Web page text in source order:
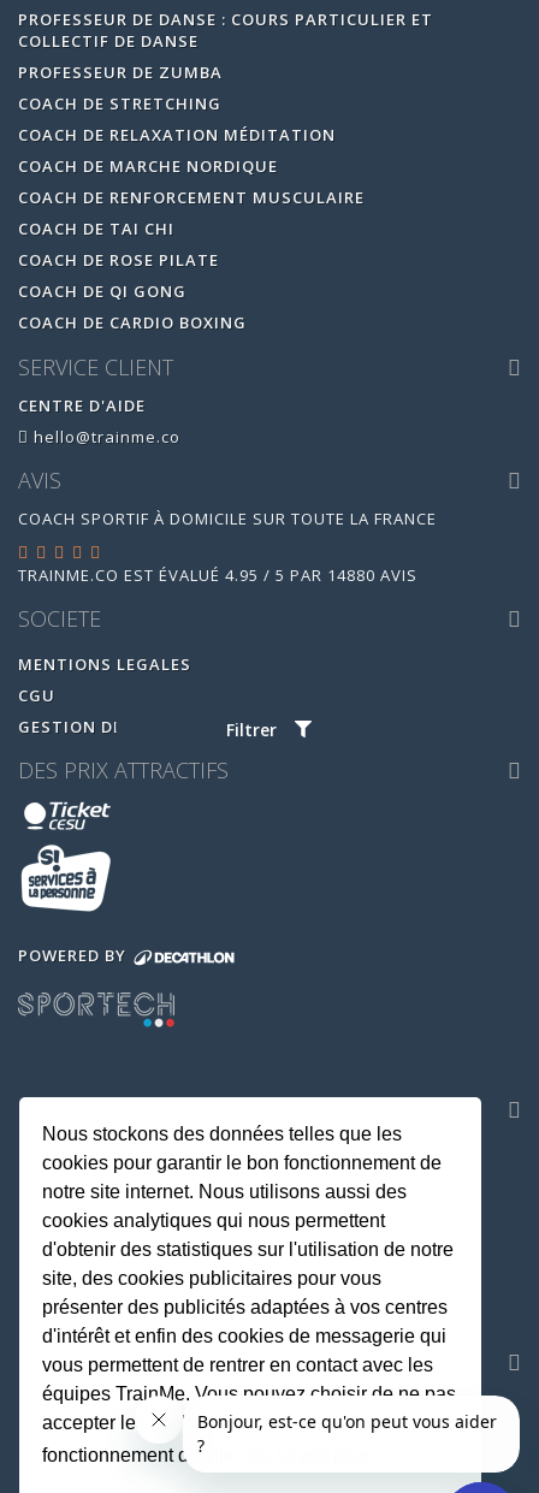
Filtrer
PROFESSEUR DE DANSE : COURS PARTICULIER ET
COLLECTIF DE DANSE
PROFESSEUR DE ZUMBA
COACH DE STRETCHING
COACH DE RELAXATION MÉDITATION
COACH DE MARCHE NORDIQUE
COACH DE RENFORCEMENT MUSCULAIRE
COACH DE TAI CHI
COACH DE ROSE PILATE
COACH DE QI GONG
COACH DE CARDIO BOXING
SERVICE CLIENT
CENTRE D'AIDE
hello@trainme.co
AVIS
COACH SPORTIF À DOMICILE SUR TOUTE LA FRANCE
TRAINME.CO EST ÉVALUÉ 4.95 / 5 PAR 14880 AVIS
SOCIETE
MENTIONS LEGALES
CGU
GESTION DES COOKIES
DES PRIX ATTRACTIFS
POWERED BY
REJOIGNEZ LA COMMUNAUTE
Fait avec
Nous stockons des données telles que les
cookies pour garantir le bon fonctionnement de
notre site internet. Nous utilisons aussi des
cookies analytiques qui nous permettent
d'obtenir des statistiques sur l'utilisation de notre
site, des cookies publicitaires pour vous
présenter des publicités adaptées à vos centres
d'intérêt et enfin des cookies de messagerie qui
vous permettent de rentrer en contact avec les
équipes TrainMe. Vous pouvez choisir de ne pas
accepter les cookies non indispensables au
fonctionnement du site.